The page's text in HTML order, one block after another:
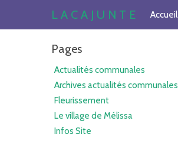
L A C A J U N T E Accueil
Pages
Actualités communales
Archives actualités communales
Fleurissement
Le village de Mélissa
Infos Site